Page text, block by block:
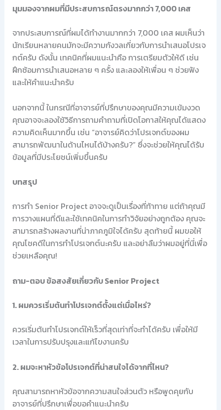
มุมมองจากผมที่มีประสบการณ์ตรงมากกว่า 7,000 เคส
จากประสบการณ์ที่ผมได้ทำงานมากกว่า 7,000 เคส ผมเห็นว่า
นักเรียนหลายคนมักจะมีความกังวลเกี่ยวกับการนำเสนอโปรเจ
กต์ครับ ดังนั้น เทคนิคที่ผมแนะนำคือ การเตรียมตัวให้ดี เช่น
ฝึกซ้อมการนำเสนอหลาย ๆ ครั้ง และลองให้เพื่อน ๆ ช่วยฟัง
และให้คำแนะนำครับ
นอกจากนี้ ในกรณีที่อาจารย์ที่ปรึกษาของคุณมีความเข้มงวด
คุณอาจจะลองใช้วิธีการถามคำถามที่เปิดโอกาสให้คุณได้แสดง
ความคิดเห็นมากขึ้น เช่น “อาจารย์คิดว่าโปรเจกต์ของผม
สามารถพัฒนาในด้านไหนได้บ้างครับ?” ซึ่งจะช่วยให้คุณได้รับ
ข้อมูลที่มีประโยชน์เพิ่มขึ้นครับ
บทสรุป
การทำ Senior Project อาจจะดูเป็นเรื่องที่ท้าทาย แต่ถ้าคุณมี
การวางแผนที่ดีและใช้เทคนิคในการทำวิจัยอย่างถูกต้อง คุณจะ
สามารถสร้างผลงานที่น่าภาคภูมิใจได้ครับ สุดท้ายนี้ ผมขอให้
คุณโชคดีในการทำโปรเจกต์นะครับ และอย่าลืมว่าผมอยู่ที่นี่เพื่อ
ช่วยเหลือคุณ!
ถาม-ตอบ ข้อสงสัยเกี่ยวกับ Senior Project
1. ผมควรเริ่มต้นทำโปรเจกต์ตั้งแต่เมื่อไหร่?
ควรเริ่มต้นทำโปรเจกต์ให้เร็วที่สุดเท่าที่จะทำได้ครับ เพื่อให้มี
เวลาในการปรับปรุงและแก้ไขงานครับ
2. ผมจะหาหัวข้อโปรเจกต์ที่น่าสนใจได้จากที่ไหน?
คุณสามารถหาหัวข้อจากความสนใจส่วนตัว หรือพูดคุยกับ
อาจารย์ที่ปรึกษาเพื่อขอคำแนะนำครับ